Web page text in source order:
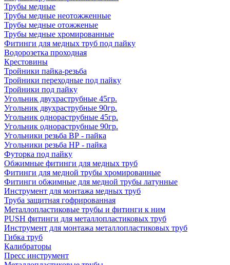
Трубы медные
Трубы медные неотожженные
Трубы медные отожженые
Трубы медные хромированные
Фитинги для медных труб под пайку
Водорозетка проходная
Крестовины
Тройники пайка-резьба
Тройники переходные под пайку
Тройники под пайку
Угольник двухраструбные 45гр.
Угольник двухраструбные 90гр.
Угольник однораструбные 45гр.
Угольник однораструбные 90гр.
Угольники резьба ВР - пайка
Угольники резьба НР - пайка
Футорка под пайку
Обжимные фитинги для медных труб
Фитинги для медной трубы хромированные
Фитинги обжимные для медной трубы латунные
Инструмент для монтажа медных труб
Труба защитная гофрированная
Металлопластиковые трубы и фитинги к ним
PUSH фитинги для металлопластиковых труб
Инструмент для монтажа металлопластиковых труб
Гибка труб
Калибраторы
Пресс инструмент